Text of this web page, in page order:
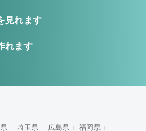
見れます
れます
埼玉県 広島県 福岡県